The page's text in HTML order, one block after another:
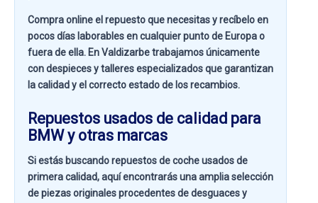
Compra online el repuesto que necesitas y recíbelo en
pocos días laborables en cualquier punto de Europa o
fuera de ella. EnValdizarbetrabajamos únicamente
con despieces y talleres especializados que garantizan
la calidad y el correcto estado de los recambios.
Repuestos usados de calidad para
BMW y otras marcas
Si estás buscandorepuestos de coche usados de
primera calidad, aquí encontrarás una amplia selección
de piezas originales procedentes de desguaces y